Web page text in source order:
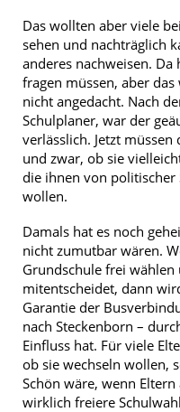
Das wollten aber viele
sehen und nachträglich
anderes nachweisen.
fragen müssen, aber
nicht angedacht. Nach
Schulplaner, war der
verlässlich. Jetzt
und zwar, ob sie
die ihnen von politischer
wollen.
Damals hat es noch
nicht zumutbar wären.
Grundschule frei
mitentscheidet, dann
Garantie der
nach Steckenborn –
Einfluss hat. Für viele
ob sie wechseln wollen,
Schön wäre, wenn
wirklich freiere